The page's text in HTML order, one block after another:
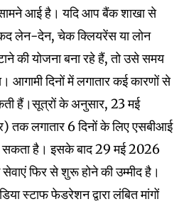
सामने आई है। यदि आप बैंक शाखा से
लेन-देन, चेक क्लियरेंस या लोन
की योजना बना रहे हैं, तो उसे समय
आगामी दिनों में लगातार कई कारणों से
हैं।सूत्रों के अनुसार, 23 मई
तक लगातार 6 दिनों के लिए एसबीआई
सकता है। इसके बाद 29 मई 2026
फिर से शुरू होने की उम्मीद है।
स्टाफ फेडरेशन द्वारा लंबित मांगों